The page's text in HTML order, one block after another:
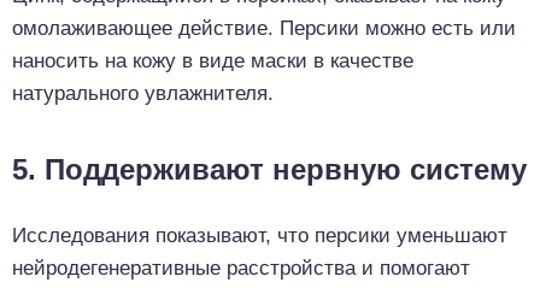
омолаживающее действие. Персики можно есть или
наносить на кожу в виде маски в качестве
натурального увлажнителя.
5. Поддерживают нервную систему
Исследования показывают, что персики уменьшают
нейродегенеративные расстройства и помогают